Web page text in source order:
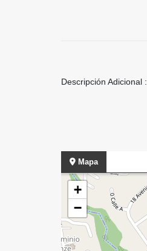
Descripción Adicional :
Mapa
+
−